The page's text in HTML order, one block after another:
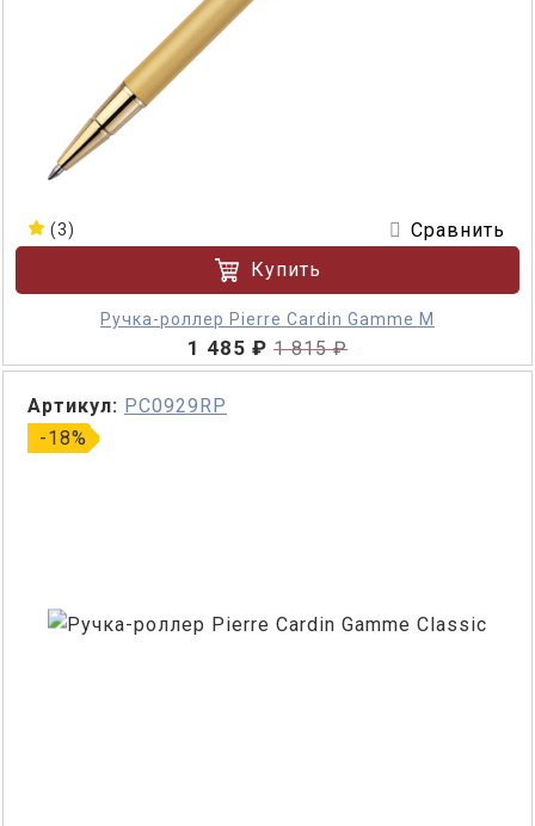
(3)
Сравнить
Купить
Ручка-роллер Pierre Cardin Gamme M
1 485 ₽ 1 815 ₽
-18%
Артикул: PC0929RP